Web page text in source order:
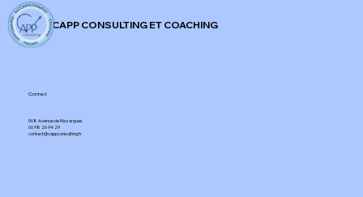
CAPP CONSULTING ET COACHING
Contact
508 Avenue de Mazargues​
06 98 26 94 29​
contact@cappconsulting.fr